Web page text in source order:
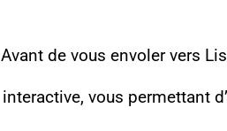
Avant de vous envoler vers
interactive, vous permettant